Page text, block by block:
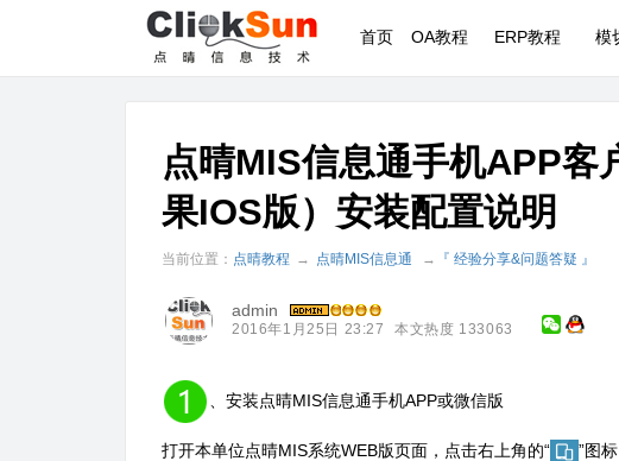
首页 OA教程 ERP教程 模
点晴MIS信息通手机APP
果IOS版）安装配置说明
当前位置： 点晴教程 → 点晴MIS信息通 → 『 经验分享&问题答疑 』
admin
2016年1月25日 23:27 本文热度 133063
、安装点晴MIS信息通手机APP或微信版
打开本单位点晴MIS系统WEB版页面，点击右上角的“
”图